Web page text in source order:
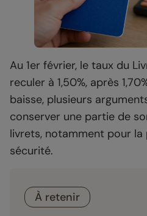
Au 1er février, le taux du
reculer à 1,50%, après
baisse, plusieurs
conserver une partie de
livrets, notamment pour
sécurité.
À retenir